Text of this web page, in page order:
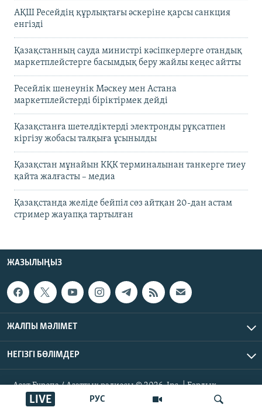
РУС
LIVE
АҚШ Ресейдің құрлықтағы әскеріне қарсы санкция
енгізді
Қазақстанның сауда министрі кәсіпкерлерге отандық
маркетплейстерге басымдық беру жайлы кеңес айтты
Ресейлік шенеунік Мәскеу мен Астана
маркетплейстерді біріктірмек дейді
Қазақстанға шетелдіктерді электронды рұқсатпен
кіргізу жобасы талқыға ұсынылды
Қазақстан мұнайын КҚК терминалынан танкерге тиеу
қайта жалғасты – медиа
Қазақстанда желіде бейпіл сөз айтқан 20-дан астам
стример жауапқа тартылған
ЖАЗЫЛЫҢЫЗ
ЖАЛПЫ МӘЛІМЕТ
НЕГІЗГІ БӨЛІМДЕР
Азат Еуропа / Азаттық радиосы © 2026, Inc. | Барлық
құқықтары қорғалған